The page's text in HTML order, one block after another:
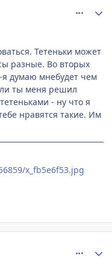
Тетеньки может
разные. Во вторых
я думаю мнебудет чем
ты меня решил
- ну что я
нравятся такие. Им
x_fb5e6f53.jpg